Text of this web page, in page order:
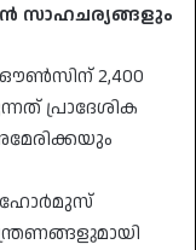
സാഹചര്യങ്ങളും
ഔൺസിന് 2,400
പ്രാദേശിക
ഹോർമുസ്